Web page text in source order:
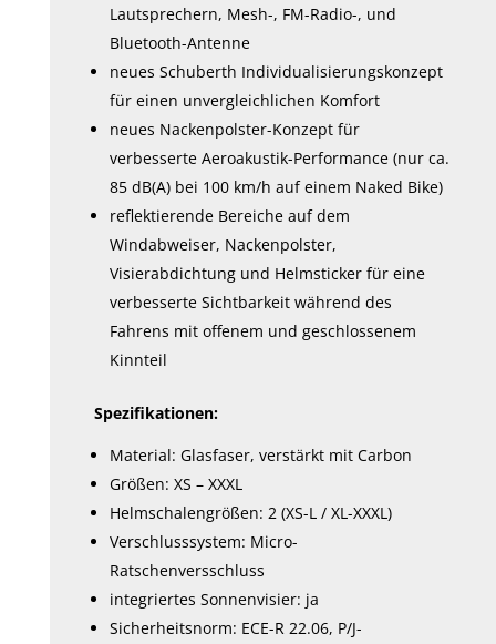
Lautsprechern, Mesh-, FM-Radio-, und
Bluetooth-Antenne
neues Schuberth Individualisierungskonzept
für einen unvergleichlichen Komfort
neues Nackenpolster-Konzept für
verbesserte Aeroakustik-Performance (nur ca.
85 dB(A) bei 100 km/h auf einem Naked Bike)
reflektierende Bereiche auf dem
Windabweiser, Nackenpolster,
Visierabdichtung und Helmsticker für eine
verbesserte Sichtbarkeit während des
Fahrens mit offenem und geschlossenem
Kinnteil
Spezifikationen:
Material: Glasfaser, verstärkt mit Carbon
Größen: XS – XXXL
Helmschalengrößen: 2 (XS-L / XL-XXXL)
Verschlusssystem: Micro-
Ratschenversschluss
integriertes Sonnenvisier: ja
Sicherheitsnorm: ECE-R 22.06, P/J-